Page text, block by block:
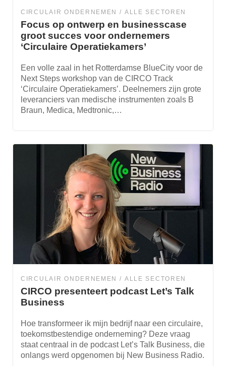
CIRCULAIR ONDERNEMEN ALLE SECTOREN
Focus op ontwerp en businesscase
groot succes voor ondernemers
‘Circulaire Operatiekamers’
Een volle zaal in het Rotterdamse BlueCity voor de
Next Steps workshop van de CIRCO Track
‘Circulaire Operatiekamers’. Deelnemers zijn grote
leveranciers van medische instrumenten zoals B
Braun, Medica, Medtronic,…
CIRCULAIR ONDERNEMEN ALLE SECTOREN
CIRCO presenteert podcast Let’s Talk
Business
Hoe transformeer ik mijn bedrijf naar een circulaire,
toekomstbestendige onderneming? Deze vraag
staat centraal in de podcast Let’s Talk Business, die
onlangs werd opgenomen bij New Business Radio.